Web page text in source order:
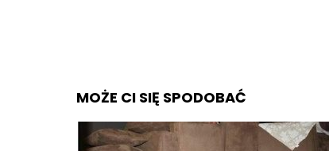
MOŻE CI SIĘ SPODOBAĆ